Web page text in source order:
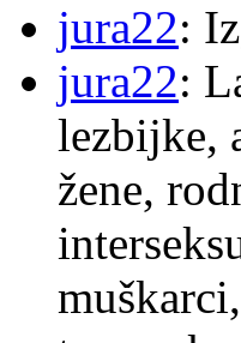
jura22:
jura22:
lezbijke,
žene,